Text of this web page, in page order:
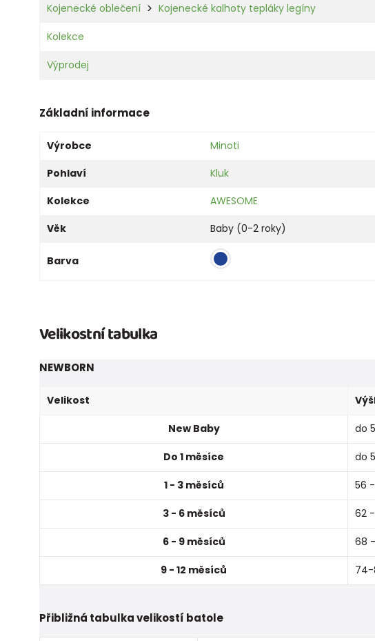
Kojenecké oblečení Kojenecké kalhoty tepláky legíny
Kolekce
Výprodej
Základní informace
Výrobce
Minoti
Pohlaví
Kluk
Kolekce
AWESOME
Věk
Baby (0-2 roky)
Barva
Velikostní tabulka
NEWBORN
Velikost
New Baby do
Do 1 měsíce do
1 - 3 měsíců 56
3 - 6 měsíců 62
6 - 9 měsíců 68
9 - 12 měsíců 74-
Přibližná tabulka velikostí batole